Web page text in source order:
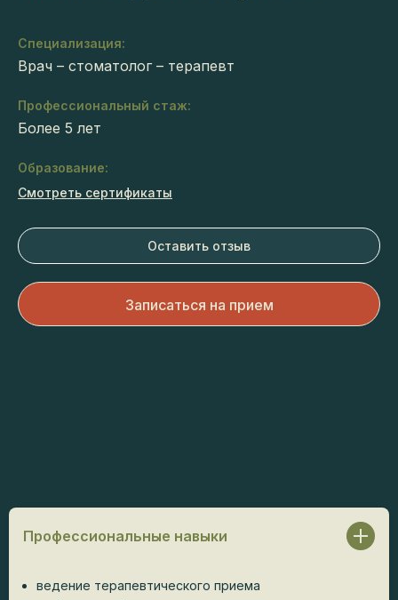
Специализация:
Врач – стоматолог – терапевт
Профессиональный стаж:
Более 5 лет
Образование:
Смотреть сертификаты
Оставить отзыв
Записаться на прием
Профессиональные навыки
ведение терапевтического приема